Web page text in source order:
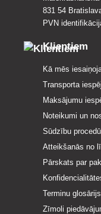
831 54
PVN
Klientiem
Kā mēs
Transporta
Maksājumu
Noteikumi un
Sūdzību
Atteikšanās no
Pārskats par
Terminu glosārijs
Zīmoli